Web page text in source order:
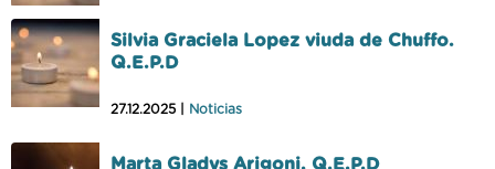
Silvia Graciela Lopez viuda de Chuffo.
Q.E.P.D
27.12.2025 | Noticias
Marta Gladys Arigoni. Q.E.P.D